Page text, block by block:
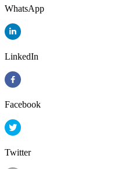
WhatsApp
LinkedIn
Facebook
Twitter